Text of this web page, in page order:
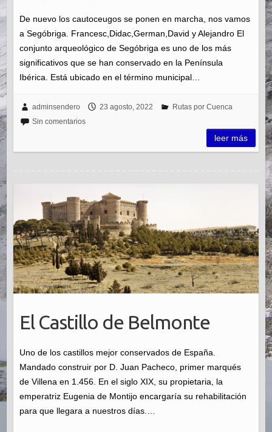
De nuevo los cautoceugos se ponen en marcha, nos vamos
a Segóbriga. Francesc,Didac,German,David y Alejandro El
conjunto arqueológico de Segóbriga es uno de los más
significativos que se han conservado en la Península
Ibérica. Está ubicado en el término municipal…
adminsendero 23 agosto, 2022
Rutas por Cuenca
Sin comentarios
leer más
El Castillo de Belmonte
Uno de los castillos mejor conservados de España.
Mandado construir por D. Juan Pacheco, primer marqués
de Villena en 1.456. En el siglo XIX, su propietaria, la
emperatriz Eugenia de Montijo encargaría su rehabilitación
para que llegara a nuestros días.…